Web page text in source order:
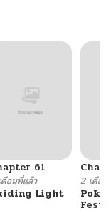
61
อนที่แล้ว
Light
2 เดือน